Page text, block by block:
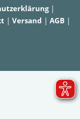
|
| Versand | AGB |